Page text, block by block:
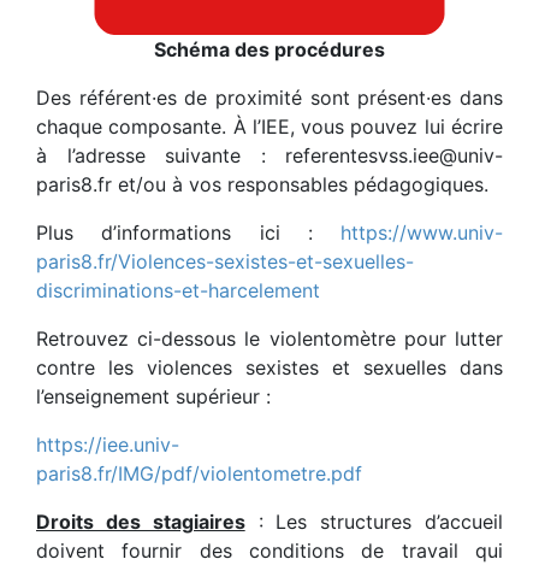
Schéma des procédures
Des référent·es de proximité sont présent·es dans
chaque composante. À l’IEE, vous pouvez lui écrire
à l’adresse suivante : referentesvss.iee@univ-
paris8.fr et/ou à vos responsables pédagogiques.
Plus d’informations ici : https://www.univ-
paris8.fr/Violences-sexistes-et-sexuelles-
discriminations-et-harcelement
Retrouvez ci-dessous le violentomètre pour lutter
contre les violences sexistes et sexuelles dans
l’enseignement supérieur :
https://iee.univ-
paris8.fr/IMG/pdf/violentometre.pdf
Droits des stagiaires: Les structures d’accueil
doivent fournir des conditions de travail qui